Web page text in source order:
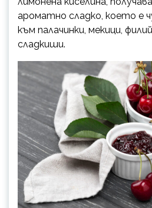
ароматно сладко, което е
към палачинки, мекици,
сладкиши.